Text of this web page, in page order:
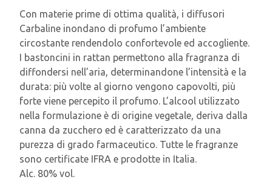
Con materie prime di ottima qualità, i diffusori
Carbaline inondano di profumo l’ambiente
circostante rendendolo confortevole ed accogliente.
I bastoncini in rattan permettono alla fragranza di
diffondersi nell’aria, determinandone l’intensità e la
durata: più volte al giorno vengono capovolti, più
forte viene percepito il profumo. L’alcool utilizzato
nella formulazione è di origine vegetale, deriva dalla
canna da zucchero ed è caratterizzato da una
purezza di grado farmaceutico. Tutte le fragranze
sono certificate IFRA e prodotte in Italia.
Alc. 80% vol.